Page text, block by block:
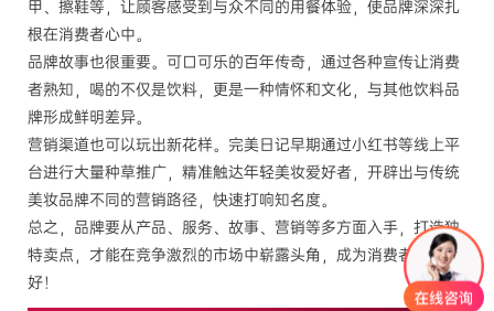
甲、擦鞋等，让顾客感受到与众不同的用餐体验，使品牌深深扎
根在消费者心中。
品牌故事也很重要。可口可乐的百年传奇，通过各种宣传让消费
者熟知，喝的不仅是饮料，更是一种情怀和文化，与其他饮料品
牌形成鲜明差异。
营销渠道也可以玩出新花样。完美日记早期通过小红书等线上平
台进行大量种草推广，精准触达年轻美妆爱好者，开辟出与传统
美妆品牌不同的营销路径，快速打响知名度。
总之，品牌要从产品、服务、故事、营销等多方面入手，打造独
特卖点，才能在竞争激烈的市场中崭露头角，成为消费者的心头
好！